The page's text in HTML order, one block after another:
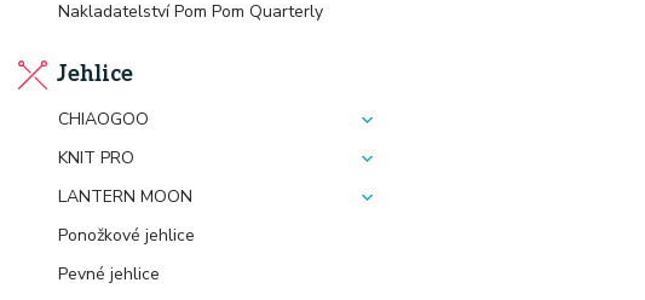
Nakladatelství Pom Pom Quarterly
Jehlice
CHIAOGOO
KNIT PRO
LANTERN MOON
Ponožkové jehlice
Pevné jehlice